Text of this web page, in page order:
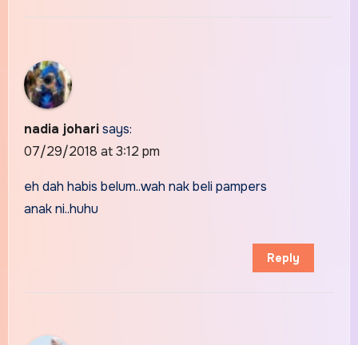
nadia johari says:
07/29/2018 at 3:12 pm
eh dah habis belum..wah nak beli pampers
anak ni..huhu
Reply